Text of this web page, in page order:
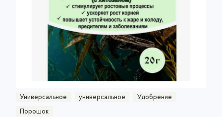
Универсальное универсальное
Удобрение
Порошок